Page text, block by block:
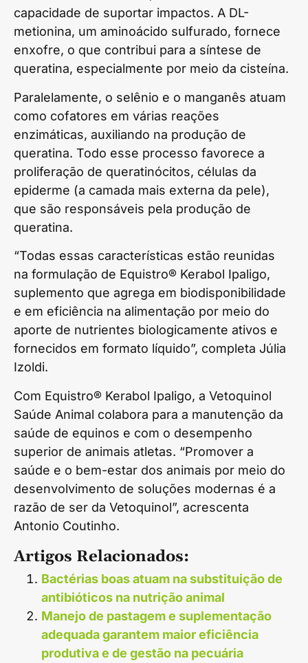
capacidade de suportar impactos. A DL-
metionina, um aminoácido sulfurado, fornece
enxofre, o que contribui para a síntese de
queratina, especialmente por meio da cisteína.
Paralelamente, o selênio e o manganês atuam
como cofatores em várias reações
enzimáticas, auxiliando na produção de
queratina. Todo esse processo favorece a
proliferação de queratinócitos, células da
epiderme (a camada mais externa da pele),
que são responsáveis pela produção de
queratina.
“Todas essas características estão reunidas
na formulação de Equistro® Kerabol Ipaligo,
suplemento que agrega em biodisponibilidade
e em eficiência na alimentação por meio do
aporte de nutrientes biologicamente ativos e
fornecidos em formato líquido”, completa Júlia
Izoldi.
Com Equistro® Kerabol Ipaligo, a Vetoquinol
Saúde Animal colabora para a manutenção da
saúde de equinos e com o desempenho
superior de animais atletas. “Promover a
saúde e o bem-estar dos animais por meio do
desenvolvimento de soluções modernas é a
razão de ser da Vetoquinol”, acrescenta
Antonio Coutinho.
Artigos Relacionados:
Bactérias boas atuam na substituição de
antibióticos na nutrição animal
Manejo de pastagem e suplementação
adequada garantem maior eficiência
produtiva e de gestão na pecuária